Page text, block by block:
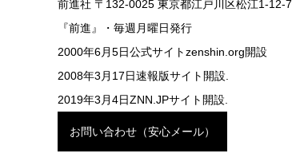
前進社 〒132-0025 東京都江戸川区松江1-12-7
『前進』・毎週月曜日発行
2000年6月5日公式サイトzenshin.org開設
2008年3月17日速報版サイト開設.
2019年3月4日ZNN.JPサイト開設.
お問い合わせ（安心メール）